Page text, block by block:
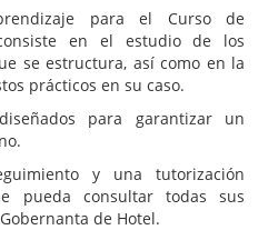
para el Curso de
en el estudio de los
se estructura, así como en la
prácticos en su caso.
para garantizar un
y una tutorización
pueda consultar todas sus
de Hotel.